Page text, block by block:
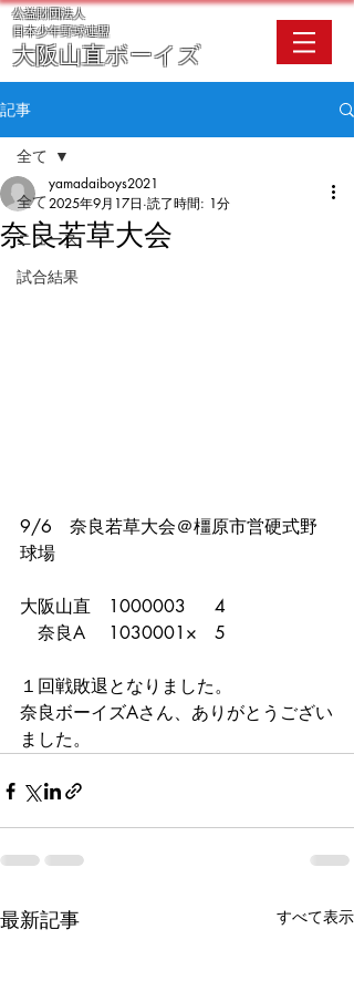
公益財団法人
​日本少年野球連盟
大阪山直ボーイズ
記事
全て
ニュース
試合結果
全て
奈良若草大会
yamadaiboys2021
2025年9月17日 読了時間: 1分
9/6　奈良若草大会＠橿原市営硬式野
球場
大阪山直　1000003  　4
奈良A　 1030001×　5
１回戦敗退となりました。
奈良ボーイズAさん、ありがとうござい
ました。
最新記事 すべて表示